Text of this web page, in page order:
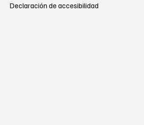
Declaración de accesibilidad